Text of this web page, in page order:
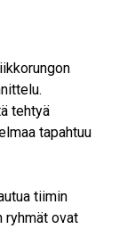
tehtyä
tapahtuu
tiimin
ryhmät ovat